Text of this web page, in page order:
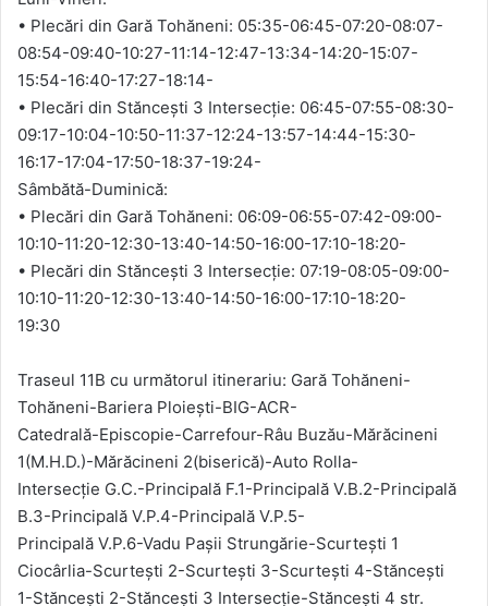
• Plecări din Gară Tohăneni: 05:35-06:45-07:20-08:07-
08:54-09:40-10:27-11:14-12:47-13:34-14:20-15:07-
15:54-16:40-17:27-18:14-
• Plecări din Stăncești 3 Intersecție: 06:45-07:55-08:30-
09:17-10:04-10:50-11:37-12:24-13:57-14:44-15:30-
16:17-17:04-17:50-18:37-19:24-
Sâmbătă-Duminică:
• Plecări din Gară Tohăneni: 06:09-06:55-07:42-09:00-
10:10-11:20-12:30-13:40-14:50-16:00-17:10-18:20-
• Plecări din Stăncești 3 Intersecție: 07:19-08:05-09:00-
10:10-11:20-12:30-13:40-14:50-16:00-17:10-18:20-
19:30
Traseul 11B cu următorul itinerariu: Gară Tohăneni-
Tohăneni-Bariera Ploiești-BIG-ACR-
Catedrală-Episcopie-Carrefour-Râu Buzău-Mărăcineni
1(M.H.D.)-Mărăcineni 2(biserică)-Auto Rolla-
Intersecție G.C.-Principală F.1-Principală V.B.2-Principală
B.3-Principală V.P.4-Principală V.P.5-
Principală V.P.6-Vadu Pașii Strungărie-Scurtești 1
Ciocârlia-Scurtești 2-Scurtești 3-Scurtești 4-Stăncești
1-Stăncești 2-Stăncești 3 Intersecție-Stăncești 4 str.